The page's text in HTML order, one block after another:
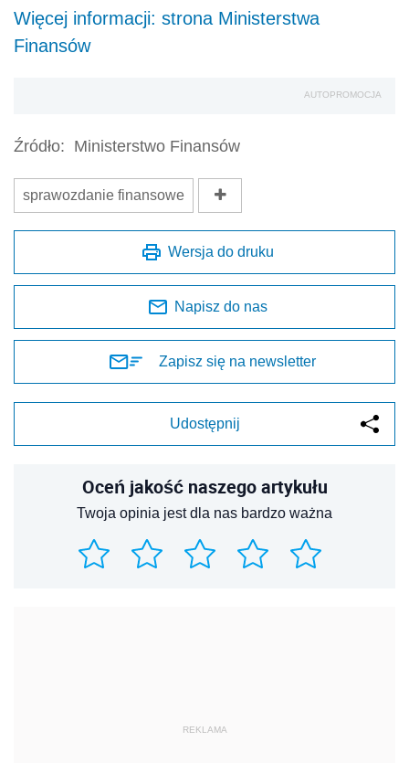
Więcej informacji: strona Ministerstwa
Finansów
AUTOPROMOCJA
Źródło: Ministerstwo Finansów
sprawozdanie finansowe
Wersja do druku
Napisz do nas
Zapisz się na newsletter
Udostępnij
Oceń jakość naszego artykułu
Twoja opinia jest dla nas bardzo ważna
REKLAMA